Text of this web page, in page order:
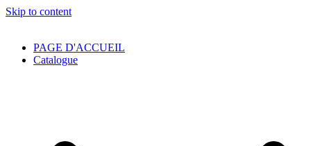
Skip to content
PAGE D'ACCUEIL
Catalogue